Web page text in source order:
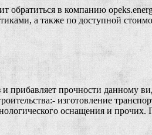
обратиться в компанию
а также по доступной
и прибавляет прочности
изготовление
оснащения и